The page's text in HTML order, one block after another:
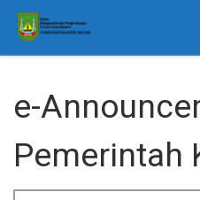
Skip to content
e-
Pemerintah